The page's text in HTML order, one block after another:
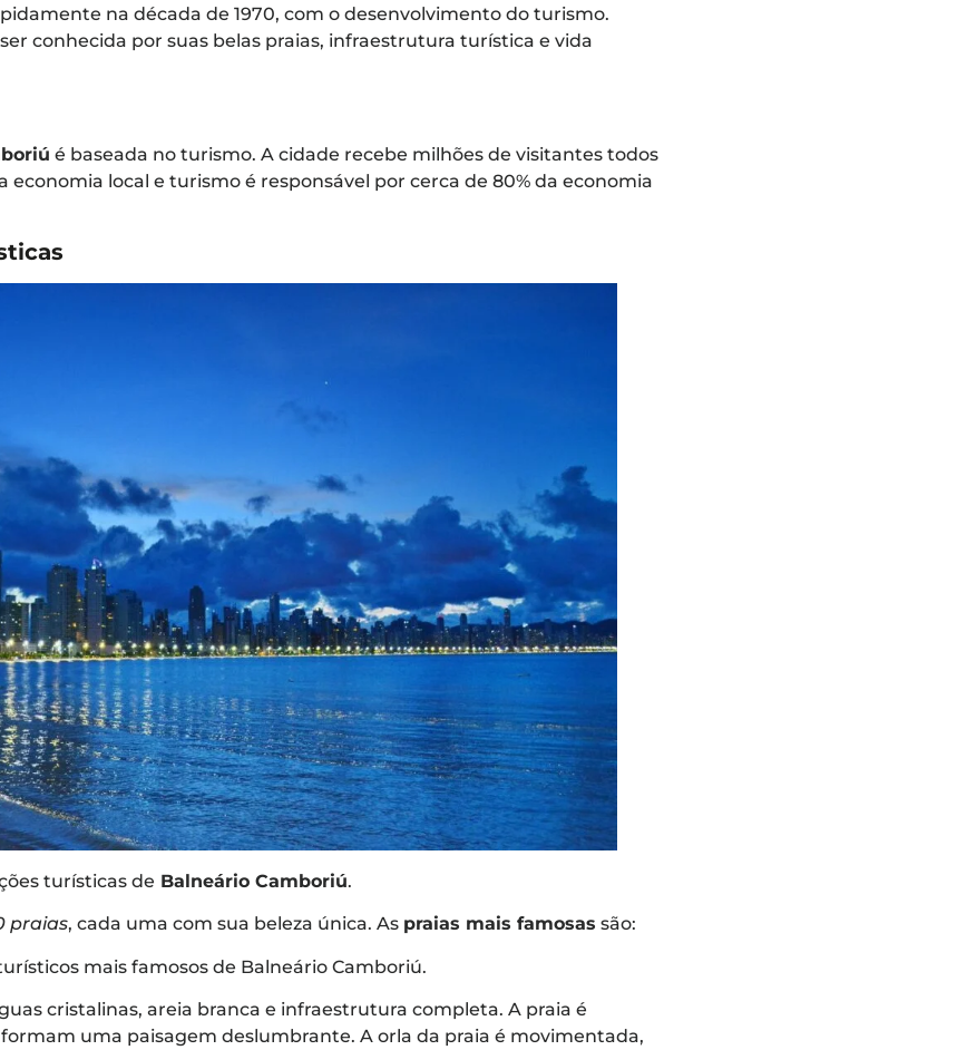
na década de 1970, com o desenvolvimento do turismo.
conhecida por suas belas praias, infraestrutura turística e vida
é baseada no turismo. A cidade recebe milhões de visitantes todos
economia local e turismo é responsável por cerca de 80% da economia
turísticas de Balneário Camboriú.
praias, cada uma com sua beleza única. As praias mais famosas são:
mais famosos de Balneário Camboriú.
cristalinas, areia branca e infraestrutura completa. A praia é
uma paisagem deslumbrante. A orla da praia é movimentada,